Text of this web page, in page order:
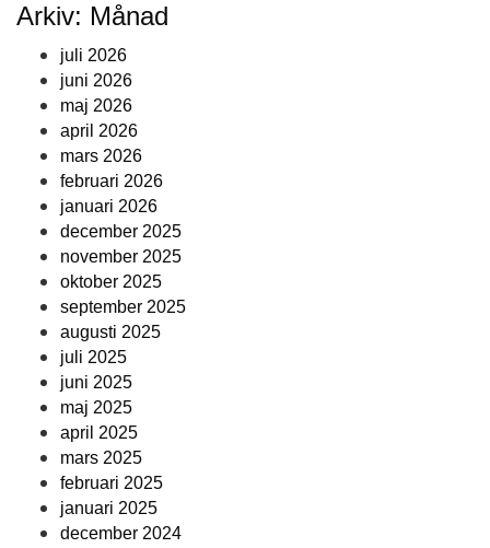
Arkiv: Månad
juli 2026
juni 2026
maj 2026
april 2026
mars 2026
februari 2026
januari 2026
december 2025
november 2025
oktober 2025
september 2025
augusti 2025
juli 2025
juni 2025
maj 2025
april 2025
mars 2025
februari 2025
januari 2025
december 2024